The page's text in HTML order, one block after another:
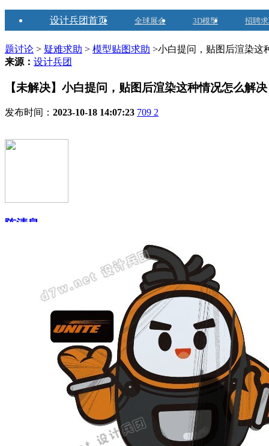
设计兵团首页 全球展会 3D模型 招聘
题讨论 > 疑难求助 > 模型贴图求助 >小白提问，贴图后渲染这
来源： 设计兵团
【未解决】小白提问，贴图后渲染这种情况怎么解
发布时间： 2023-10-18 14:07:23 709 2
陈清泉
67个